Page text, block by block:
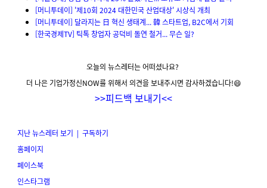
[머니투데이] '제10회 2024 대한민국 산업대상' 시상식 개최
[머니투데이] 달라지는 日 혁신 생태계... 韓 스타트업, B2C에서 기회
[한국경제TV] 틱톡 창업자 공덕비 돌연 철거... 무슨 일?
오늘의 뉴스레터는 어떠셨나요?
더 나은 기업가정신NOW를 위해서 의견을 보내주시면 감사하겠습니다!😄
>>피드백 보내기<<
지난 뉴스레터 보기 | 구독하기
홈페이지
페이스북
인스타그램